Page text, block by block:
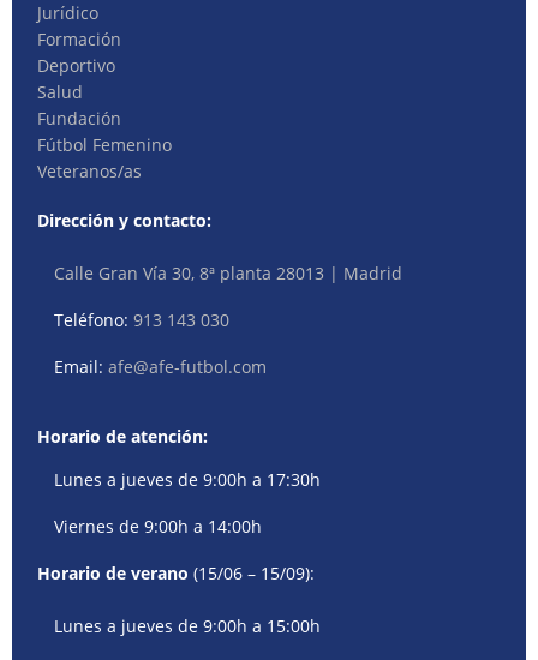
Jurídico
Formación
Deportivo
Salud
Fundación
Fútbol Femenino
Veteranos/as
Dirección y contacto:
Calle Gran Vía 30, 8ª planta 28013 | Madrid
Teléfono:913 143 030
Email:afe@afe-futbol.com
Horario de atención:
Lunes a jueves de 9:00h a 17:30h
Viernes de 9:00h a 14:00h
Horario de verano (15/06 – 15/09):
Lunes a jueves de 9:00h a 15:00h